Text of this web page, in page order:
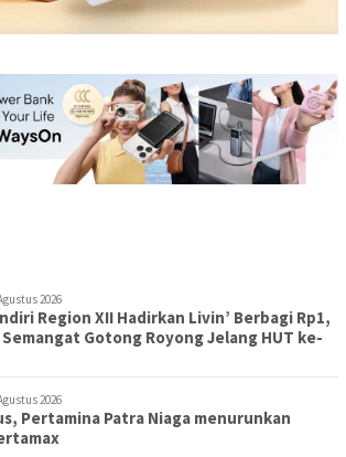
2026
Region XII Hadirkan Livin’ Berbagi Rp1,
Gotong Royong Jelang HUT ke-
2026
Pertamina Patra Niaga menurunkan